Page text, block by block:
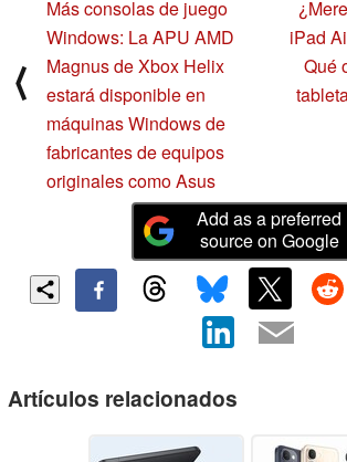
⟨
Más consolas de juego
Windows: La APU AMD
Magnus de Xbox Helix
estará disponible en
máquinas Windows de
fabricantes de equipos
originales como Asus
iPad
Qué
Add as a preferred
source on Google
Artículos relacionados